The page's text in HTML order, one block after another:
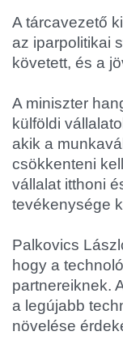
A tárcavezető
az iparpolitikai
követett, és a
A miniszter
külföldi
akik a
csökkenteni
vállalat itthoni
tevékenysége
Palkovics
hogy a
partnereiknek.
a legújabb
növelése